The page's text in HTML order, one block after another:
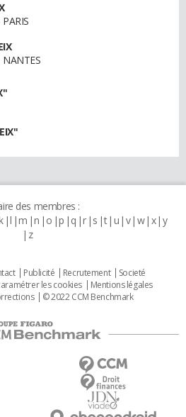
des membres :
l m n o p q r s t u v w x y
z
Publicité Recrutement
Societé
les cookies
Mentions légales
© 2022 CCM Benchmark